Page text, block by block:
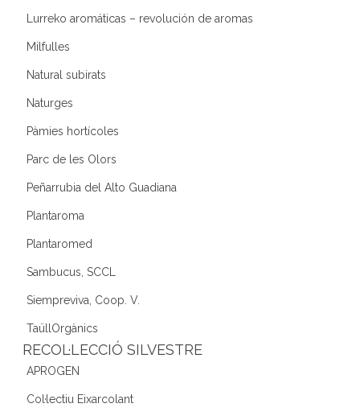
Lurreko aromáticas – revolución de aromas
Milfulles
Natural subirats
Naturges
Pàmies hortícoles
Parc de les Olors
Peñarrubia del Alto Guadiana
Plantaroma
Plantaromed
Sambucus, SCCL
Siempreviva, Coop. V.
TaüllOrgànics
RECOL·LECCIÓ SILVESTRE
APROGEN
Col·lectiu Eixarcolant